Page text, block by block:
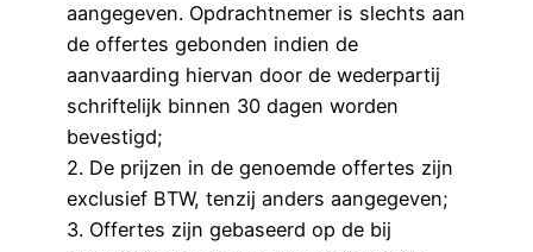
aangegeven. Opdrachtnemer is slechts aan
de offertes gebonden indien de
aanvaarding hiervan door de wederpartij
schriftelijk binnen 30 dagen worden
bevestigd;
2. De prijzen in de genoemde offertes zijn
exclusief BTW, tenzij anders aangegeven;
3. Offertes zijn gebaseerd op de bij